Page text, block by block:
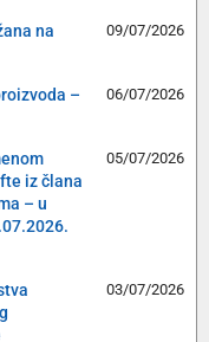
na
09/07/2026
–
06/07/2026
iz člana
– u
05/07/2026
03/07/2026